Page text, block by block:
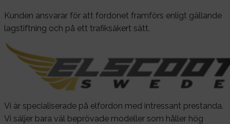
Kunden ansvarar för att fordonet framförs enligt gällande
lagstiftning och på ett trafiksäkert sätt.
Vi är specialiserade på elfordon med intressant prestanda.
Vi säljer bara väl beprövade modeller som håller hög